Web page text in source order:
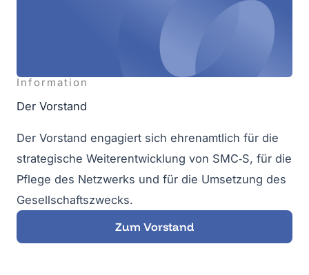
Infor­ma­ti­on
Der Vor­stand
Der Vor­stand enga­giert sich ehren­amt­lich für die
stra­te­gi­sche Wei­ter­ent­wick­lung von SMC‑S, für die
Pfle­ge des Netz­werks und für die Umset­zung des
Gesell­schafts­zwecks.
Zum Vor­stand